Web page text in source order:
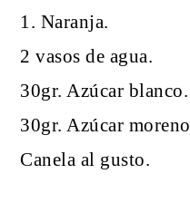
1. Naranja.
2 vasos de agua.
30gr. Azúcar blanco.
30gr. Azúcar moreno
Canela al gusto.